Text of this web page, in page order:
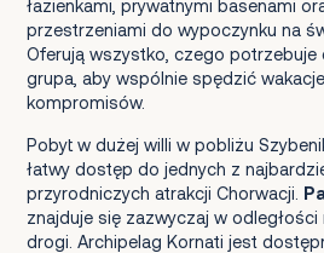
łazienkami, prywatnymi basenami
przestrzeniami do wypoczynku na
Oferują wszystko, czego
grupa, aby wspólnie spędzić
kompromisów.
Pobyt w dużej willi w pobliżu
łatwy dostęp do jednych z
przyrodniczych atrakcji Chorwacji.
znajduje się zazwyczaj w
drogi. Archipelag Kornati jest